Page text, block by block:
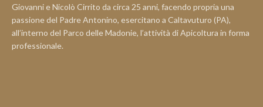
Giovanni e Nicolò Cirrito da circa 25 anni, facendo propria una
passione del Padre Antonino, esercitano a Caltavuturo (PA),
all’interno del Parco delle Madonie, l’attività di Apicoltura in forma
professionale.